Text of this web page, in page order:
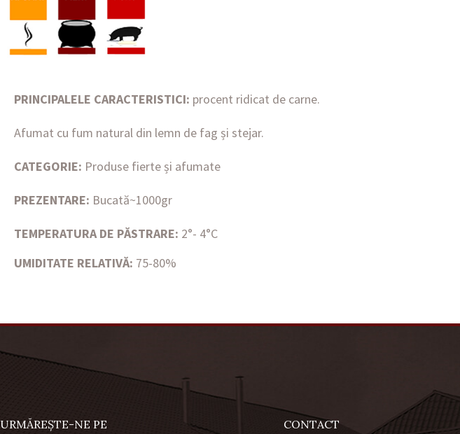
PRINCIPALELE CARACTERISTICI: procent ridicat de carne.
Afumat cu fum natural din lemn de fag și stejar.
CATEGORIE: Produse fierte și afumate
PREZENTARE: Bucată~1000gr
TEMPERATURA DE PĂSTRARE: 2°- 4°C
UMIDITATE RELATIVĂ: 75-80%
URMĂREȘTE-NE PE CONTACT